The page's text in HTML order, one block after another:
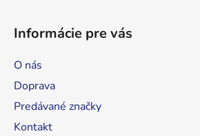
Informácie pre vás
O nás
Doprava
Predávané značky
Kontakt